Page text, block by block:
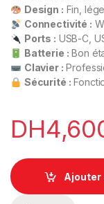
Design : Fin,
Connectivité :
Ports : USB-C,
Batterie : Bon
Clavier :
Sécurité :
DH
Ajouter